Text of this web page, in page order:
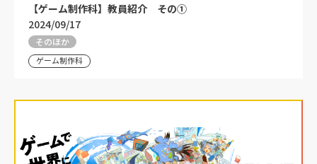
【ゲーム制作科】教員紹介 その①
2024/09/17
そのほか
ゲーム制作科